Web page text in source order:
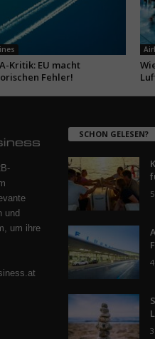
Kritik: EU macht
Fehler!
und
um ihre
SCHON GELESEN?